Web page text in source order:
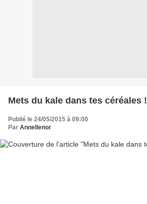
Mets du kale dans tes céréales !
Publié le 24/05/2015 à 09:00
Par Annellenor